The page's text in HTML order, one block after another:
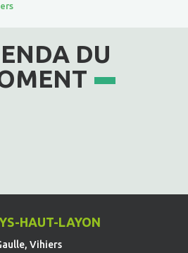
DU
HAUT-LAYON
Vihiers